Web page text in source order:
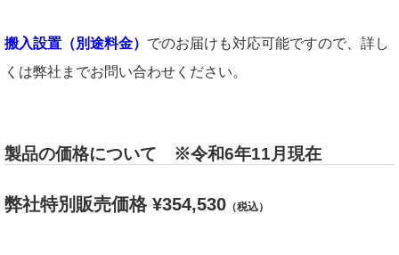
搬入設置（別途料金） でのお届けも対応可能ですので、詳し
くは弊社までお問い合わせください。
製品の価格について ※令和6年11月現在
弊社特別販売価格 ¥354,530 （税込）